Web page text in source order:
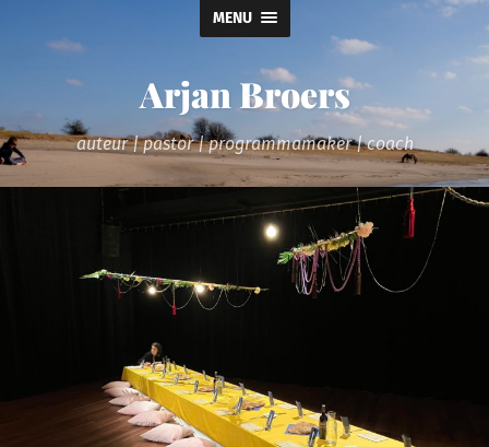
MENU
Arjan Broers
auteur | pastor | programmamaker | coach